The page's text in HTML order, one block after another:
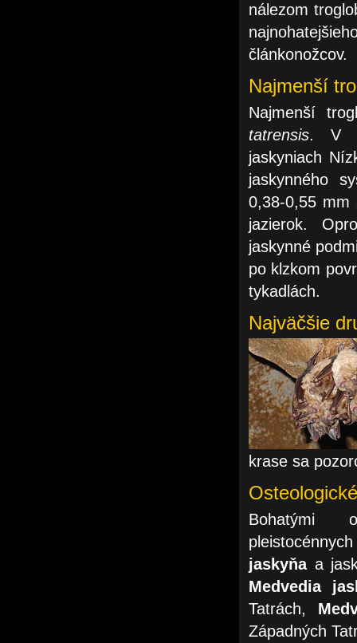
nálezom
článkonožcov.
Najmenší
Najmenší
tatrensis. V
jaskyniach
jaskynného
0,38-0,55 mm
jazierok.
jaskynné
po klzkom
tykadlách.
Najväčšie
krase sa
Bohatými
jaskyňaa
Medvedia
Tatrách,
Západných